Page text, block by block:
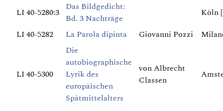
LI 40-5280:3 Das Bildgedicht:
Bd. 3 Nachträge
Köln
LI 40-5282
La Parola dipinta Giovanni Pozzi
LI 40-5300
Die
autobiographische
Lyrik des
europäischen
Spätmittelalters
von Albrecht
Classen